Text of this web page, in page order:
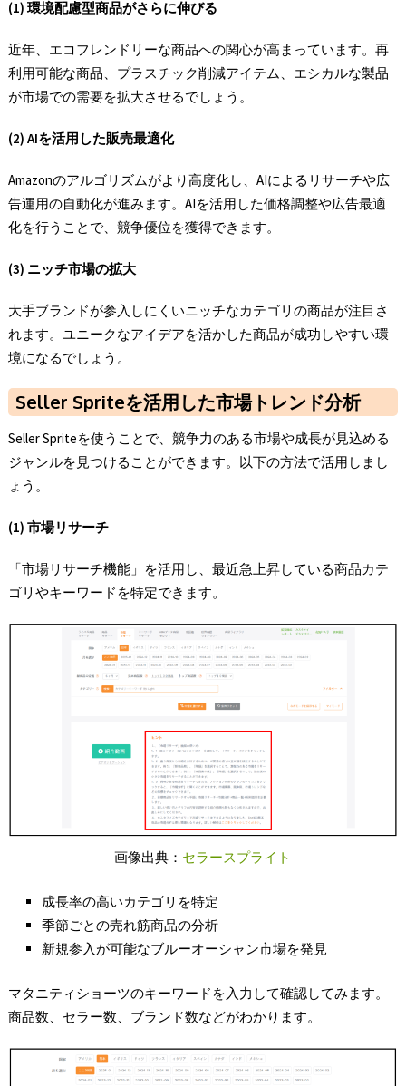
(1) 環境配慮型商品がさらに伸びる
近年、エコフレンドリーな商品への関心が高まっています。再
利用可能な商品、プラスチック削減アイテム、エシカルな製品
が市場での需要を拡大させるでしょう。
(2) AIを活用した販売最適化
Amazonのアルゴリズムがより高度化し、AIによるリサーチや広
告運用の自動化が進みます。AIを活用した価格調整や広告最適
化を行うことで、競争優位を獲得できます。
(3) ニッチ市場の拡大
大手ブランドが参入しにくいニッチなカテゴリの商品が注目さ
れます。ユニークなアイデアを活かした商品が成功しやすい環
境になるでしょう。
Seller Spriteを活用した市場トレンド分析
Seller Spriteを使うことで、競争力のある市場や成長が見込める
ジャンルを見つけることができます。以下の方法で活用しまし
ょう。
(1) 市場リサーチ
「市場リサーチ機能」を活用し、最近急上昇している商品カテ
ゴリやキーワードを特定できます。
画像出典： セラースプライト
成長率の高いカテゴリを特定
季節ごとの売れ筋商品の分析
新規参入が可能なブルーオーシャン市場を発見
マタニティショーツのキーワードを入力して確認してみます。
商品数、セラー数、ブランド数などがわかります。